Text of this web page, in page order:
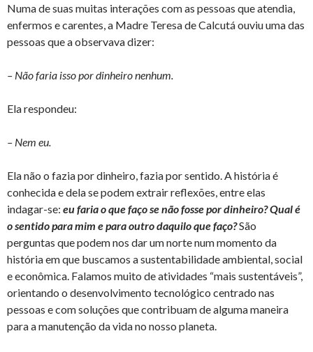
Numa de suas muitas interações com as pessoas que atendia,
enfermos e carentes, a Madre Teresa de Calcutá ouviu uma das
pessoas que a observava dizer:
– Não faria isso por dinheiro nenhum.
Ela respondeu:
– Nem eu.
Ela não o fazia por dinheiro, fazia por sentido. A história é
conhecida e dela se podem extrair reflexões, entre elas
indagar-se: eu faria o que faço se não fosse por dinheiro? Qual é
o sentido para mim e para outro daquilo que faço?São
perguntas que podem nos dar um norte num momento da
história em que buscamos a sustentabilidade ambiental, social
e econômica. Falamos muito de atividades “mais sustentáveis”,
orientando o desenvolvimento tecnológico centrado nas
pessoas e com soluções que contribuam de alguma maneira
para a manutenção da vida no nosso planeta.